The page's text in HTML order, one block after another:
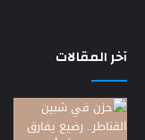
آخر المقالات